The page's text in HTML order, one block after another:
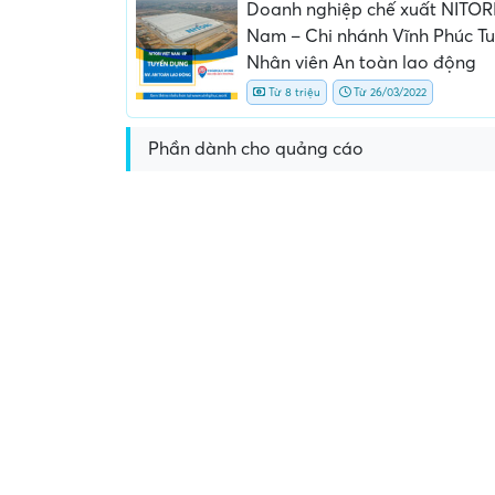
Doanh nghiệp chế xuất
Nam – Chi nhánh Vĩnh Phúc
Nhân viên An toàn lao động
Từ 8 triệu Từ 26/03/2022
Phần dành cho quảng cáo